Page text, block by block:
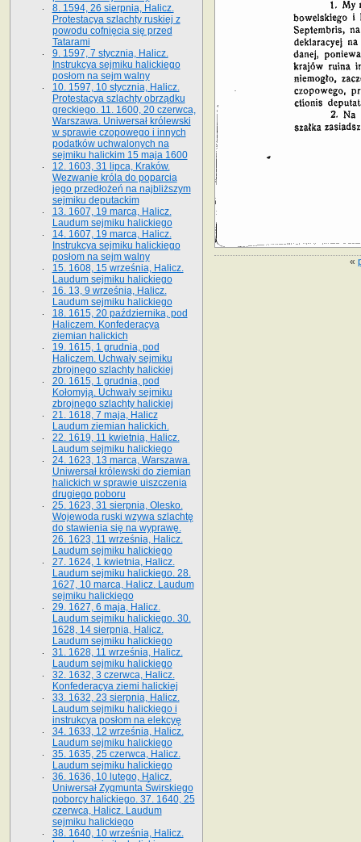
«
8. 1594, 26 sierpnia, Halicz.
Protestacya szlachty ruskiej z
powodu cofnięcia się przed
Tatarami
9. 1597, 7 stycznia, Halicz.
Instrukcya sejmiku halickiego
posłom na sejm walny
10. 1597, 10 stycznia, Halicz.
Protestacya szlachty obrządku
greckiego. 11. 1600, 20 czerwca,
Warszawa. Uniwersał królewski
w sprawie czopowego i innych
podatków uchwalonych na
sejmiku halickim 15 maja 1600
12. 1603, 31 lipca, Kraków.
Wezwanie króla do poparcia
jego przedłożeń na najbliższym
sejmiku deputackim
13. 1607, 19 marca, Halicz.
Laudum sejmiku halickiego
14. 1607, 19 marca, Halicz.
Instrukcya sejmiku halickiego
posłom na sejm walny
15. 1608, 15 września, Halicz.
Laudum sejmiku halickiego
16. 13, 9 września, Halicz.
Laudum sejmiku halickiego
18. 1615, 20 października, pod
Haliczem. Konfederacya
ziemian halickich
19. 1615, 1 grudnia, pod
Haliczem. Uchwały sejmiku
zbrojnego szlachty halickiej
20. 1615, 1 grudnia, pod
Kołomyją. Uchwały sejmiku
zbrojnego szlachty halickiej
21. 1618, 7 maja, Halicz
Laudum ziemian halickich.
22. 1619, 11 kwietnia, Halicz.
Laudum sejmiku halickiego
24. 1623, 13 marca, Warszawa.
Uniwersał królewski do ziemian
halickich w sprawie uiszczenia
drugiego poboru
25. 1623, 31 sierpnia, Olesko.
Wojewoda ruski wzywa szlachtę
do stawienia się na wyprawę.
26. 1623, 11 września, Halicz.
Laudum sejmiku halickiego
27. 1624, 1 kwietnia, Halicz.
Laudum sejmiku halickiego. 28.
1627, 10 marca, Halicz. Laudum
sejmiku halickiego
29. 1627, 6 maja, Halicz.
Laudum sejmiku halickiego. 30.
1628, 14 sierpnia, Halicz.
Laudum sejmiku halickiego
31. 1628, 11 września, Halicz.
Laudum sejmiku halickiego
32. 1632, 3 czerwca, Halicz.
Konfederacya ziemi halickiej
33. 1632, 23 sierpnia, Halicz.
Laudum sejmiku halickiego i
instrukcya posłom na elekcyę
34. 1633, 12 września, Halicz.
Laudum sejmiku halickiego
35. 1635, 25 czerwca, Halicz.
Laudum sejmiku halickiego
36. 1636, 10 lutego, Halicz.
Uniwersał Zygmunta Świrskiego
poborcy halickiego. 37. 1640, 25
czerwca, Halicz. Laudum
sejmiku halickiego
38. 1640, 10 września, Halicz.